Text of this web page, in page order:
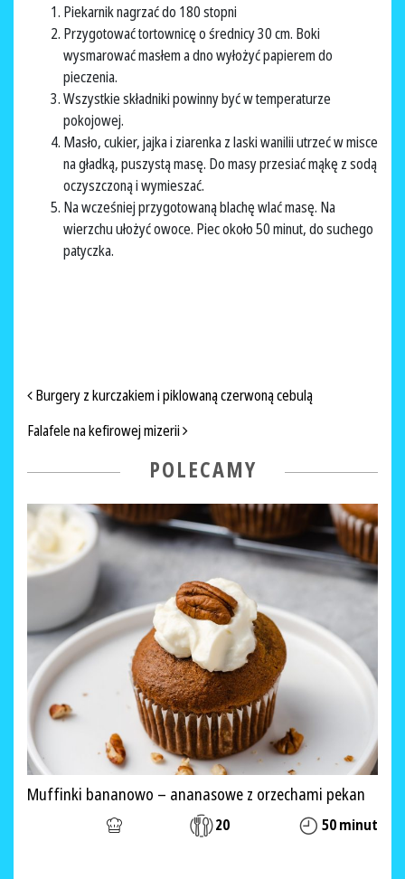
Piekarnik nagrzać do 180 stopni
Przygotować tortownicę o średnicy 30 cm. Boki
wysmarować masłem a dno wyłożyć papierem do
pieczenia.
Wszystkie składniki powinny być w temperaturze
pokojowej.
Masło, cukier, jajka i ziarenka z laski wanilii utrzeć w misce
na gładką, puszystą masę. Do masy przesiać mąkę z sodą
oczyszczoną i wymieszać.
Na wcześniej przygotowaną blachę wlać masę. Na
wierzchu ułożyć owoce. Piec około 50 minut, do suchego
patyczka.
NAWIGACJA PO ARTYKUŁACH
Burgery z kurczakiem i piklowaną czerwoną cebulą
Falafele na kefirowej mizerii
POLECAMY
Muffinki bananowo – ananasowe z orzechami pekan
20 50 minut